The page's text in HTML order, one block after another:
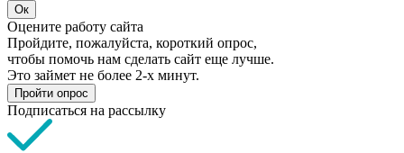
Ок
Оцените работу сайта
Пройдите, пожалуйста, короткий опрос,
чтобы помочь нам сделать сайт еще лучше.
Это займет не более 2-х минут.
Пройти опрос
Подписаться на рассылку